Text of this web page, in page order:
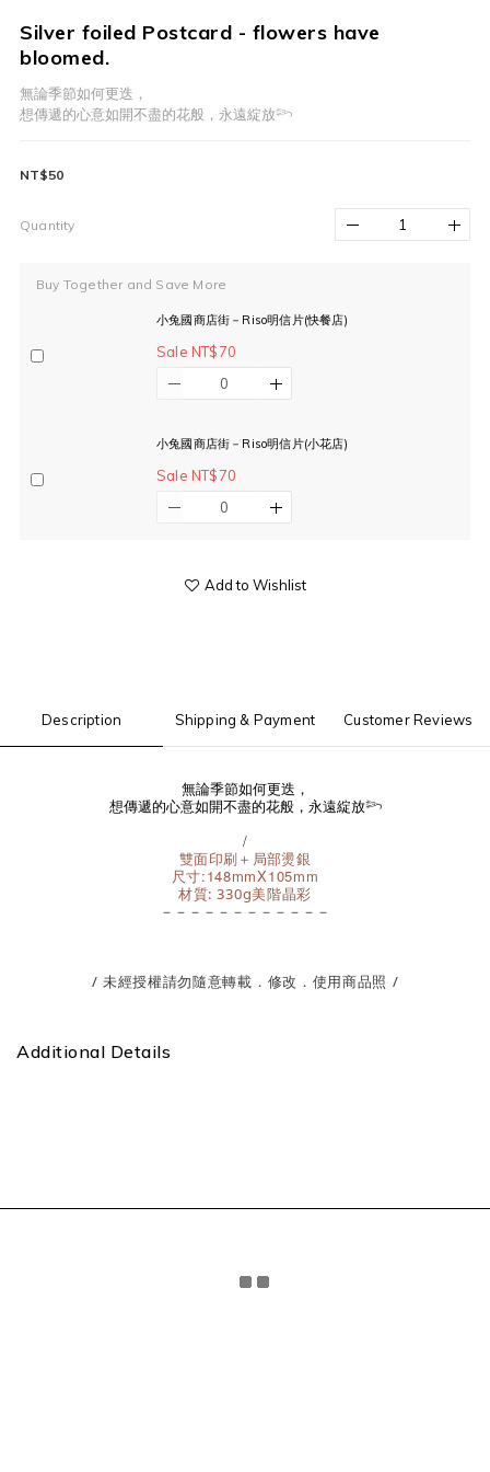
Silver foiled Postcard - flowers have
bloomed.
無論季節如何更迭，
想傳遞的心意如開不盡的花般，永遠綻放𓆸
NT$50
Quantity
Buy Together and Save More
小兔國商店街－Riso明信片(快餐店)
Sale NT$70
小兔國商店街－Riso明信片(小花店)
Sale NT$70
Add to Wishlist
Description Shipping & Payment Customer Reviews
無論季節如何更迭，
想傳遞的心意如開不盡的花般，永遠綻放𓆸
/
雙面印刷＋局部燙銀
尺寸:148mmX105mm
材質: 330g美階晶彩
－－－－－－－－－－－－
/ 未經授權請勿隨意轉載．修改．使用商品照 /
Additional Details